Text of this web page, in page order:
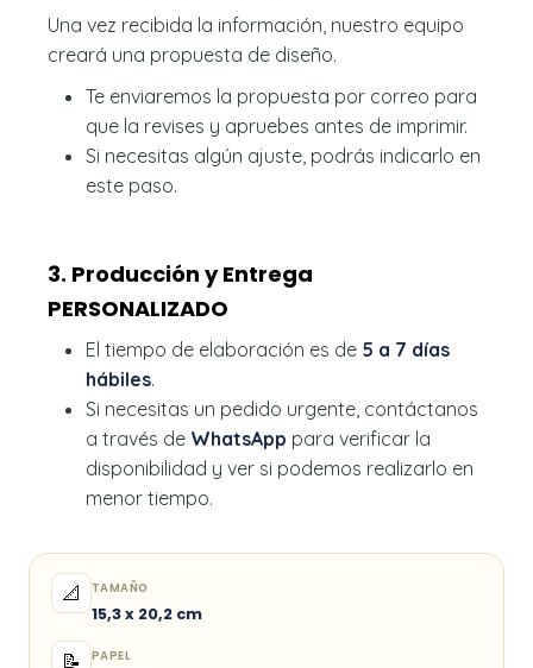
Una vez recibida la información, nuestro equipo
creará una propuesta de diseño.
Te enviaremos la propuesta por correo para
que la revises y apruebes antes de imprimir.
Si necesitas algún ajuste, podrás indicarlo en
este paso.
3. Producción y Entrega
PERSONALIZADO
El tiempo de elaboración es de 5 a 7 días
hábiles.
Si necesitas un pedido urgente, contáctanos
a través de WhatsApp para verificar la
disponibilidad y ver si podemos realizarlo en
menor tiempo.
📐 TAMAÑO
15,3 x 20,2 cm
📝 PAPEL